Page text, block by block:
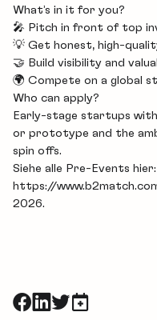
What’s in it for you?
🎤 Pitch in front of top
💡 Get honest, high-
🤝 Build visibility and
🌍 Compete on a global
Who can apply?
Early-stage startups
or prototype and the
spin offs.
Siehe alle Pre-Events hier:
https://
2026.